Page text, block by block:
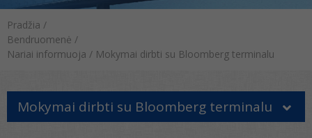
Pradžia /
Bendruomenė /
Nariai informuoja / Mokymai dirbti su Bloomberg terminalu
Mokymai dirbti su Bloomberg terminalu